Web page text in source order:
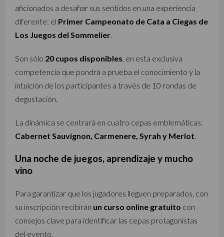
aficionados a desafiar sus sentidos en una experiencia
diferente: el Primer Campeonato de Cata a Ciegas de
Los Juegos del Sommelier.
Son sólo 20 cupos disponibles, en esta exclusiva
competencia que pondrá a prueba el conocimiento y la
intuición de los participantes a través de 10 rondas de
degustación.
La dinámica se centrará en cuatro cepas emblemáticas:
Cabernet Sauvignon, Carmenere, Syrah y Merlot.
Una noche de juegos, aprendizaje y mucho
vino
Para garantizar que los jugadores lleguen preparados, con
su inscripción recibirán un curso online gratuito con
consejos clave para identificar las cepas protagonistas
del evento.